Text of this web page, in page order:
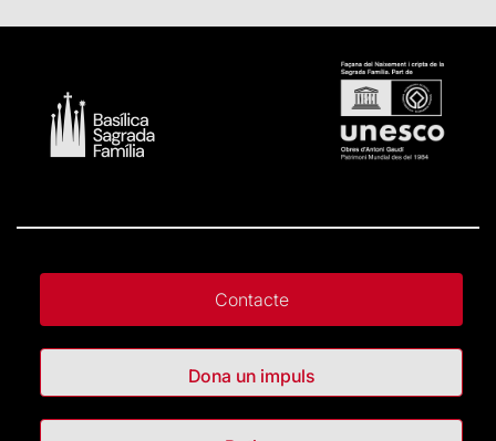
Contacte
Dona un impuls